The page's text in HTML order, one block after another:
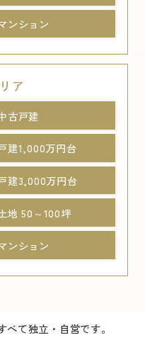
ンション
ア
古戸建
建1,000万円台
建3,000万円台
地 50～100坪
ンション
て独立・自営です。